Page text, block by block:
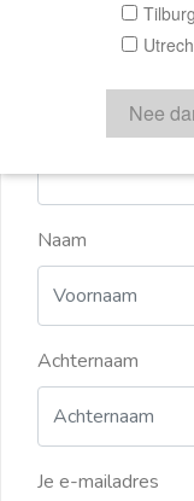
Door een bericht
aanbieder of
Naam
Achternaam
Je e-mailadres
Tilburg
Nee